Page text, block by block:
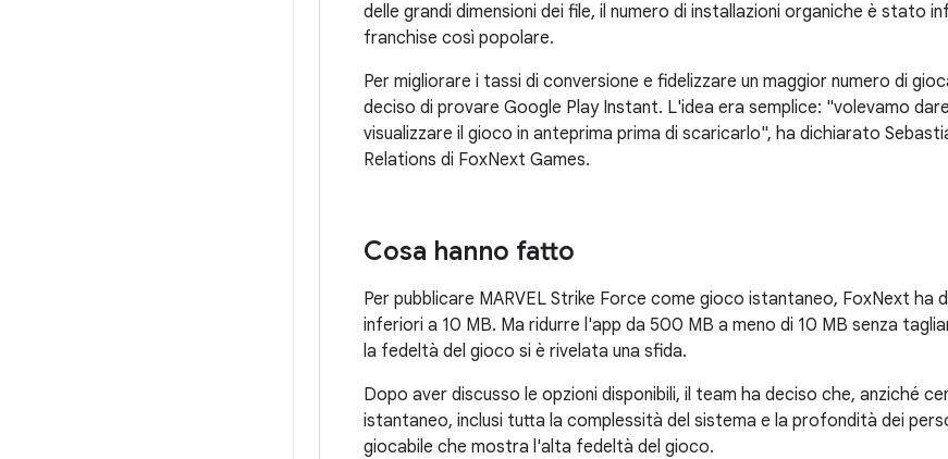
delle grandi dimensioni dei file, il numero di installazioni organiche è stato
franchise così popolare.
Per migliorare i tassi di conversione e fidelizzare un maggior numero di
deciso di provare Google Play Instant. L'idea era semplice: "volevamo
visualizzare il gioco in anteprima prima di scaricarlo", ha dichiarato
Relations di FoxNext Games.
Cosa hanno fatto
Per pubblicare MARVEL Strike Force come gioco istantaneo, FoxNext ha
inferiori a 10 MB. Ma ridurre l'app da 500 MB a meno di 10 MB senza
la fedeltà del gioco si è rivelata una sfida.
Dopo aver discusso le opzioni disponibili, il team ha deciso che, anziché
istantaneo, inclusi tutta la complessità del sistema e la profondità dei
giocabile che mostra l'alta fedeltà del gioco.